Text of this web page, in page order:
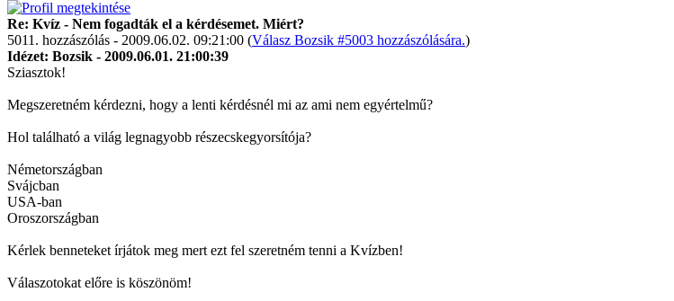
Re: Kvíz - Nem fogadták el a kérdésemet. Miért?
5011. hozzászólás - 2009.06.02. 09:21:00 (Válasz Bozsik #5003 hozzászólására.)
Idézet: Bozsik - 2009.06.01. 21:00:39
Sziasztok!
Megszeretném kérdezni, hogy a lenti kérdésnél mi az ami nem egyértelmű?
Hol található a világ legnagyobb részecskegyorsítója?
Németországban
Svájcban
USA-ban
Oroszországban
Kérlek benneteket írjátok meg mert ezt fel szeretném tenni a Kvízben!
Válaszotokat előre is köszönöm!